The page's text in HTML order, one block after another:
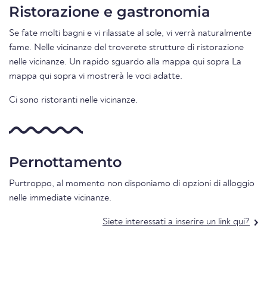
Ristorazione e gastronomia
Se fate molti bagni e vi rilassate al sole, vi verrà naturalmente
fame. Nelle vicinanze del troverete strutture di ristorazione
nelle vicinanze. Un rapido sguardo alla mappa qui sopra La
mappa qui sopra vi mostrerà le voci adatte.
Ci sono ristoranti nelle vicinanze.
Pernottamento
Purtroppo, al momento non disponiamo di opzioni di alloggio
nelle immediate vicinanze.
Siete interessati a inserire un link qui?